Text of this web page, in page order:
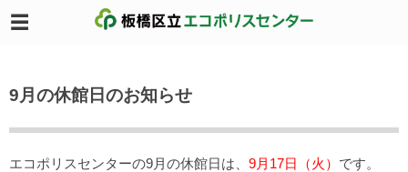
9月の休館日のお知らせ
エコポリスセンターの9月の休館日は、 9月17日（火） です。